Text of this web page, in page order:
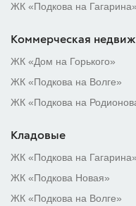
ЖК «Подкова на Гагарина»
Коммерческая
ЖК «Дом на Горького»
ЖК «Подкова на Волге»
ЖК «Подкова на
Кладовые
ЖК «Подкова на Гагарина»
ЖК «Подкова Новая»
ЖК «Подкова на Волге»